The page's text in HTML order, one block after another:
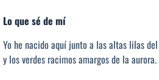
Lo que sé de mí
Yo he nacido aquí junto a las altas lilas
y los verdes racimos amargos de la aurora.